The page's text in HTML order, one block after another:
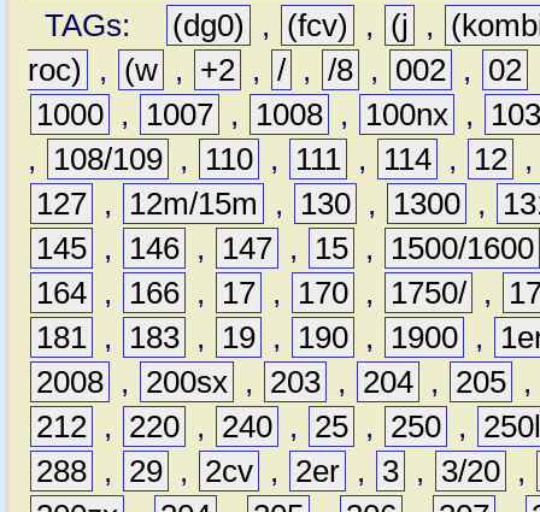
TAGs:
(dg0) , (fcv) , (j ,
roc)
, (w , +2 , / , /8 , 002 , 02
1000 , 1007 , 1008 , 100nx ,
,
108/109 , 110 , 111 , 114 , 12
127 , 12m/15m , 130 , 1300 ,
145 , 146 , 147 , 15 ,
1500/1600
164 , 166 , 17 , 170 , 1750/ ,
181 , 183 , 19 , 190 , 1900 ,
2008 , 200sx , 203 , 204 , 205 ,
212 , 220 , 240 , 25 , 250 ,
288 , 29 , 2cv , 2er , 3 , 3/20 ,